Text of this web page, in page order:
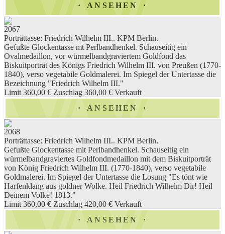
ANSEHEN
2067
Porträttasse: Friedrich Wilhelm III.. KPM Berlin.
Gefußte Glockentasse mt Perlbandhenkel. Schauseitig ein
Ovalmedaillon, vor würmelbandgraviertem Goldfond das
Biskuitporträt des Königs Friedrich Wilhelm III. von Preußen (1770-
1840), verso vegetabile Goldmalerei. Im Spiegel der Untertasse die
Bezeichnung "Friedrich Wilhelm III."
Limit 360,00 € Zuschlag 360,00 € Verkauft
ANSEHEN
2068
Porträttasse: Friedrich Wilhelm III.. KPM Berlin.
Gefußte Glockentasse mit Perlbandhenkel. Schauseitig ein
würmelbandgraviertes Goldfondmedaillon mit dem Biskuitporträt
von König Friedrich Wilhelm III. (1770-1840), verso vegetabile
Goldmalerei. Im Spiegel der Untertasse die Losung "Es tönt wie
Harfenklang aus goldner Wolke. Heil Friedrich Wilhelm Dir! Heil
Deinem Volke! 1813."
Limit 360,00 € Zuschlag 420,00 € Verkauft
ANSEHEN